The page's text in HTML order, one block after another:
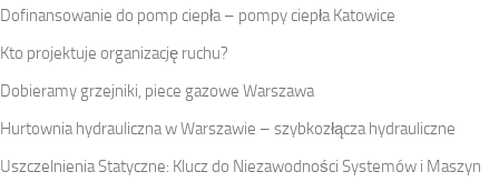
Dofinansowanie do pomp ciepła – pompy ciepła Katowice
Kto projektuje organizację ruchu?
Dobieramy grzejniki, piece gazowe Warszawa
Hurtownia hydrauliczna w Warszawie – szybkozłącza hydrauliczne
Uszczelnienia Statyczne: Klucz do Niezawodności Systemów i Maszyn